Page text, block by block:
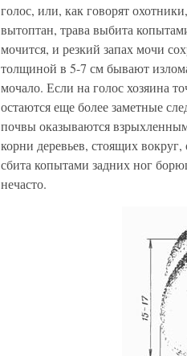
голос, или, как говорят
вытоптан, трава выбита
мочится, и резкий запах мочи
толщиной в 5-7 см бывают
мочало. Если на голос хозяина
остаются еще более заметные
почвы оказываются
корни деревьев, стоящих
сбита копытами задних ног
нечасто.